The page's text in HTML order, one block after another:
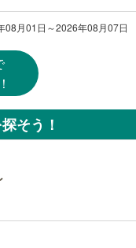
08月01日～2026年08月07日
そう！